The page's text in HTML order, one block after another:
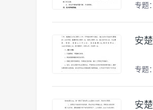
专题：
安楚
专题：
安楚